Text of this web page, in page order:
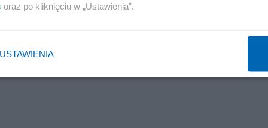
Rady Ochrony Pamięci Walk i Męczeństwa miał w
Archiwum Wojskowym. Niestety 10 kwietnia
Przewoźnik i projekt nie jest realizowany. Podobno
oraz po kliknięciu w „Ustawienia”.
USTAWIENIA